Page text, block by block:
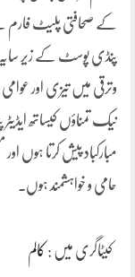
کے صحافتی پلیٹ فارم
پنڈی پوسٹ کے زیر سایہ
وترقی میں تیزی اور
نیک تمناؤں کیساتھ
مبارکباد پیش کرتا ہوں
حامی و خواہشمند ہوں۔
کیٹاگری میں : کالم